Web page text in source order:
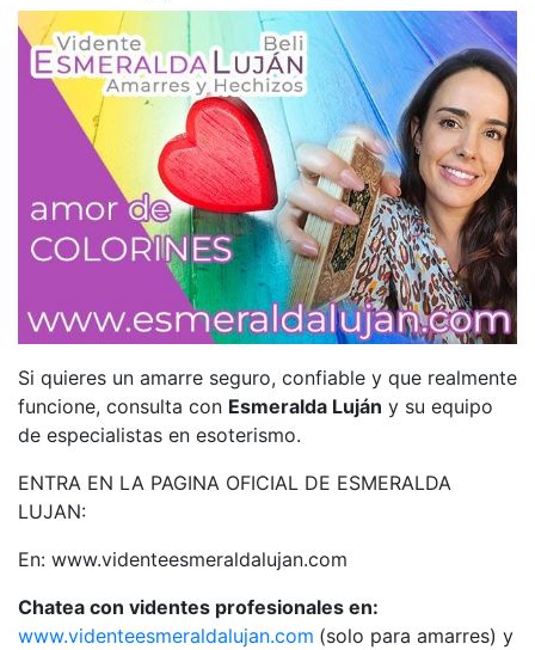
Si quieres un amarre seguro, confiable y que realmente
funcione, consulta con Esmeralda Luján y su equipo
de especialistas en esoterismo.
ENTRA EN LA PAGINA OFICIAL DE ESMERALDA
LUJAN:
En: www.videnteesmeraldalujan.com
Chatea con videntes profesionales en:
www.videnteesmeraldalujan.com (solo para amarres) y